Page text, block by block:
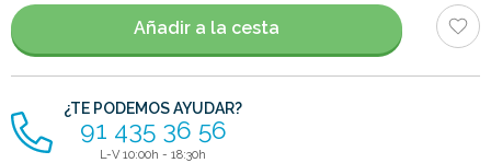
artículos
Añadir a la cesta
¿TE PODEMOS AYUDAR?
91 435 36 56
L-V 10:00h - 18:30h